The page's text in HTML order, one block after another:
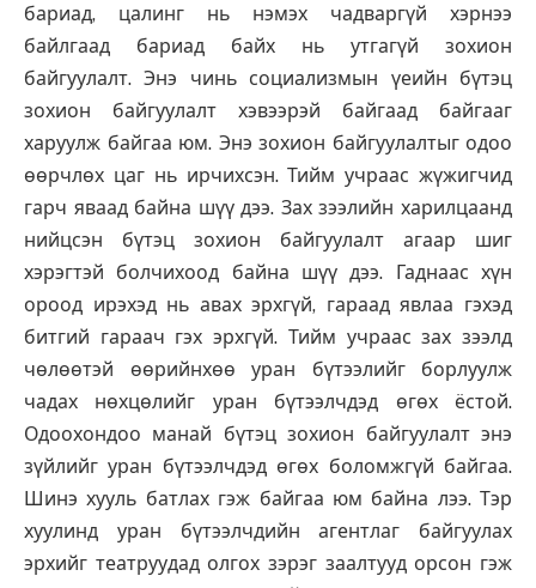
бариад, цалинг нь нэмэх чадваргүй хэрнээ
байлгаад бариад байх нь утгагүй зохион
байгуулалт. Энэ чинь социализмын үеийн бүтэц
зохион байгуулалт хэвээрэй байгаад байгааг
харуулж байгаа юм. Энэ зохион байгуулалтыг одоо
өөрчлөх цаг нь ирчихсэн. Тийм учраас жүжигчид
гарч яваад байна шүү дээ. Зах зээлийн харилцаанд
нийцсэн бүтэц зохион байгуулалт агаар шиг
хэрэгтэй болчихоод байна шүү дээ. Гаднаас хүн
ороод ирэхэд нь авах эрхгүй, гараад явлаа гэхэд
битгий гараач гэх эрхгүй. Тийм учраас зах зээлд
чөлөөтэй өөрийнхөө уран бүтээлийг борлуулж
чадах нөхцөлийг уран бүтээлчдэд өгөх ёстой.
Одоохондоо манай бүтэц зохион байгуулалт энэ
зүйлийг уран бүтээлчдэд өгөх боломжгүй байгаа.
Шинэ хууль батлах гэж байгаа юм байна лээ. Тэр
хуулинд уран бүтээлчдийн агентлаг байгуулах
эрхийг театруудад олгох зэрэг заалтууд орсон гэж